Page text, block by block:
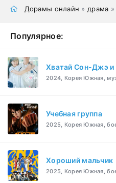
Дорамы онлайн » драма
Популярное:
Хватай Сон-Джэ и
2024, Корея Южная,
Учебная группа
2025, Корея Южная,
Хороший мальчик
2025, Корея Южная,